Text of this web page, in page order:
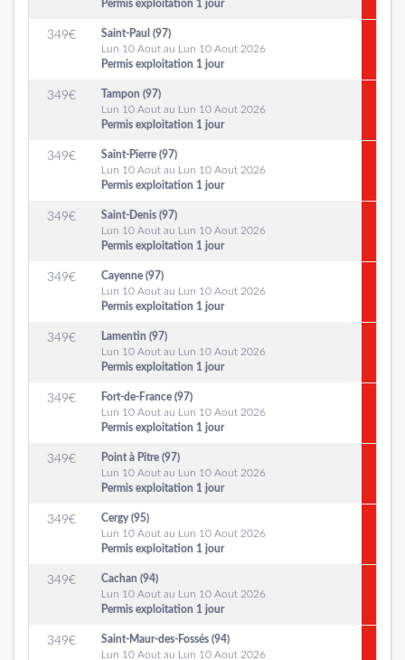
Permis exploitation 1 jour
349€
Saint-Paul (97)
Lun 10 Aout au Lun 10 Aout 2026
Permis exploitation 1 jour
349€
Tampon (97)
Lun 10 Aout au Lun 10 Aout 2026
Permis exploitation 1 jour
349€
Saint-Pierre (97)
Lun 10 Aout au Lun 10 Aout 2026
Permis exploitation 1 jour
349€
Saint-Denis (97)
Lun 10 Aout au Lun 10 Aout 2026
Permis exploitation 1 jour
349€
Cayenne (97)
Lun 10 Aout au Lun 10 Aout 2026
Permis exploitation 1 jour
349€
Lamentin (97)
Lun 10 Aout au Lun 10 Aout 2026
Permis exploitation 1 jour
349€
Fort-de-France (97)
Lun 10 Aout au Lun 10 Aout 2026
Permis exploitation 1 jour
349€
Point à Pitre (97)
Lun 10 Aout au Lun 10 Aout 2026
Permis exploitation 1 jour
349€
Cergy (95)
Lun 10 Aout au Lun 10 Aout 2026
Permis exploitation 1 jour
349€
Cachan (94)
Lun 10 Aout au Lun 10 Aout 2026
Permis exploitation 1 jour
349€
Saint-Maur-des-Fossés (94)
Lun 10 Aout au Lun 10 Aout 2026